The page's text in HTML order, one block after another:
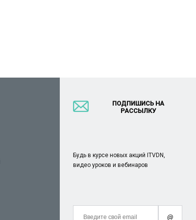
ПОДПИШИСЬ НА
РАССЫЛКУ
Будь в курсе новых акций ITVDN,
видео уроков и вебинаров
@